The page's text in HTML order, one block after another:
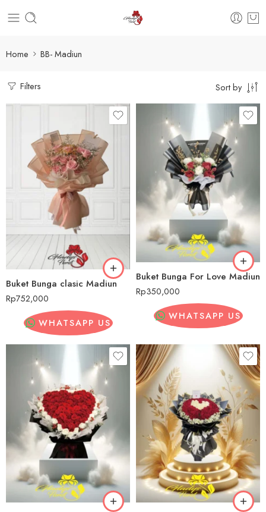
Home BB- Madiun
Filters Sort by
Buket Bunga clasic Madiun
Rp752,000
WHATSAPP US
Buket Bunga For Love Madiun
Rp350,000
WHATSAPP US